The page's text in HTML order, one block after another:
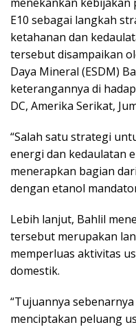
E10 sebagai langkah
ketahanan dan
tersebut disampaikan
Daya Mineral (ESDM)
keterangannya di
DC, Amerika Serikat,
“Salah satu strategi
energi dan kedaulatan
menerapkan bagian
dengan etanol
Lebih lanjut, Bahlil
tersebut merupakan
memperluas aktivitas
domestik.
“Tujuannya
menciptakan peluang